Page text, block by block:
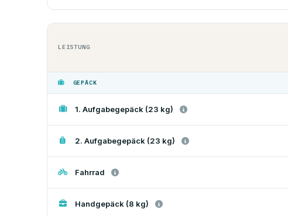
LEISTUNG
GEPÄCK
1. Aufgabegepäck (23 kg)
2. Aufgabegepäck (23 kg)
Fahrrad
Handgepäck (8 kg)